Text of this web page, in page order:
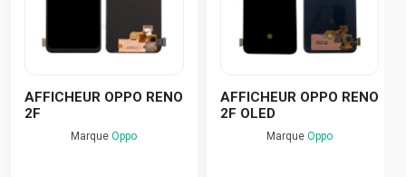
AFFICHEUR OPPO RENO
2F
MarqueOppo
AFFICHEUR OPPO RENO
2F OLED
Marque Oppo